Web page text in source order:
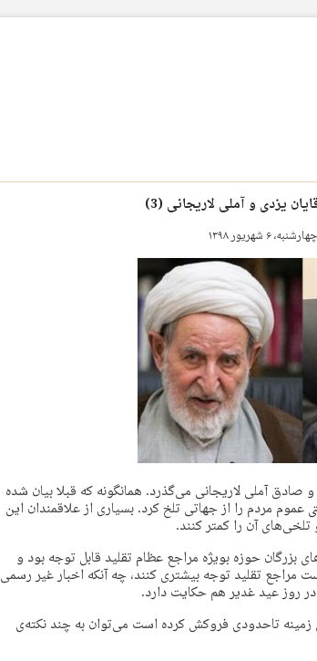
یزدی و آملی لاریجانی (3)
چهارشنبه، ۶ شهریور ۱۳۹۸
آملی لاریجانی می‌گذرد. همانگونه که قبلا بیان شده
مردم را از جهاتی تلخ کرد. بسیاری از علاقمندان این
آن را کمتر کنند.
حوزه بویژه مراجع عظام تقلید قابل توجه بود و
تقلید توجه بیشتری کنند، چه آنکه اخبار غیر رسمی
روز عید غدیر هم حکایت دارد.
تاحدودی فروکش کرده است می‌توان به چند نکته‌ی